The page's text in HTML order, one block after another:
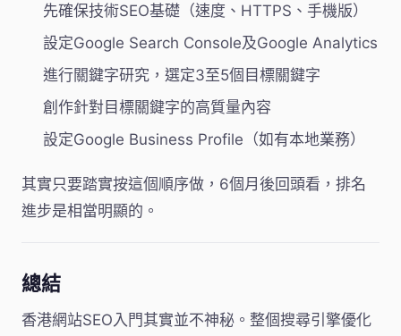
先確保技術SEO基礎（速度、HTTPS、手機版）
設定Google Search Console及Google Analytics
進行關鍵字研究，選定3至5個目標關鍵字
創作針對目標關鍵字的高質量內容
設定Google Business Profile（如有本地業務）
其實只要踏實按這個順序做，6個月後回頭看，排名
進步是相當明顯的。
總結
香港網站SEO入門其實並不神秘。整個搜尋引擎優化